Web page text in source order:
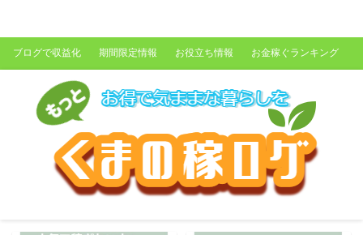
ブログで収益化 期間限定情報 お役立ち情報 お金稼ぐランキング